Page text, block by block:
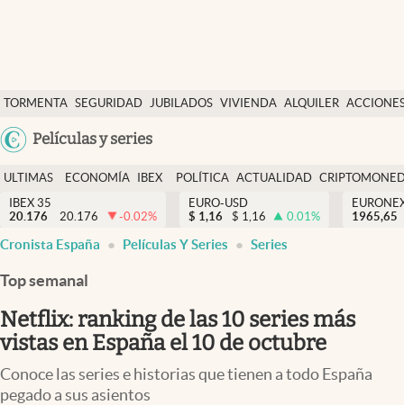
TORMENTA SEGURIDAD JUBILADOS VIVIENDA ALQUILER
USA
Películas y series
Economía y finanzas
Política
Actualidad
Criptomonedas
España
ULTIMAS
NOTICIAS
ECONOMÍA
FINANZAS
IBEX
EURO
POLÍTICA ACTUALIDAD
IBEX 35
20.176
20.176 -0.02%
EURO-USD
$ 1,16 $ 1,16 0.01%
1965,65
Cronista España Películas Y Series Series
Top semanal
Netflix: ranking de las 10 series más
vistas en España el 10 de octubre
Conoce las series e historias que tienen a todo España
pegado a sus asientos